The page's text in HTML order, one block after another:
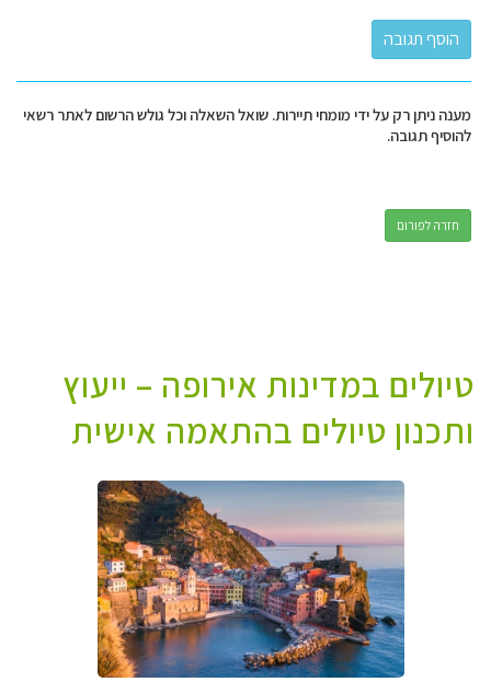
מענה ניתן רק על ידי מומחי תיירות. שואל השאלה וכל גולש הרשום לאתר רשאי
להוסיף תגובה.
חזרה לפורום
טיולים במדינות אירופה – ייעוץ
ותכנון טיולים בהתאמה אישית